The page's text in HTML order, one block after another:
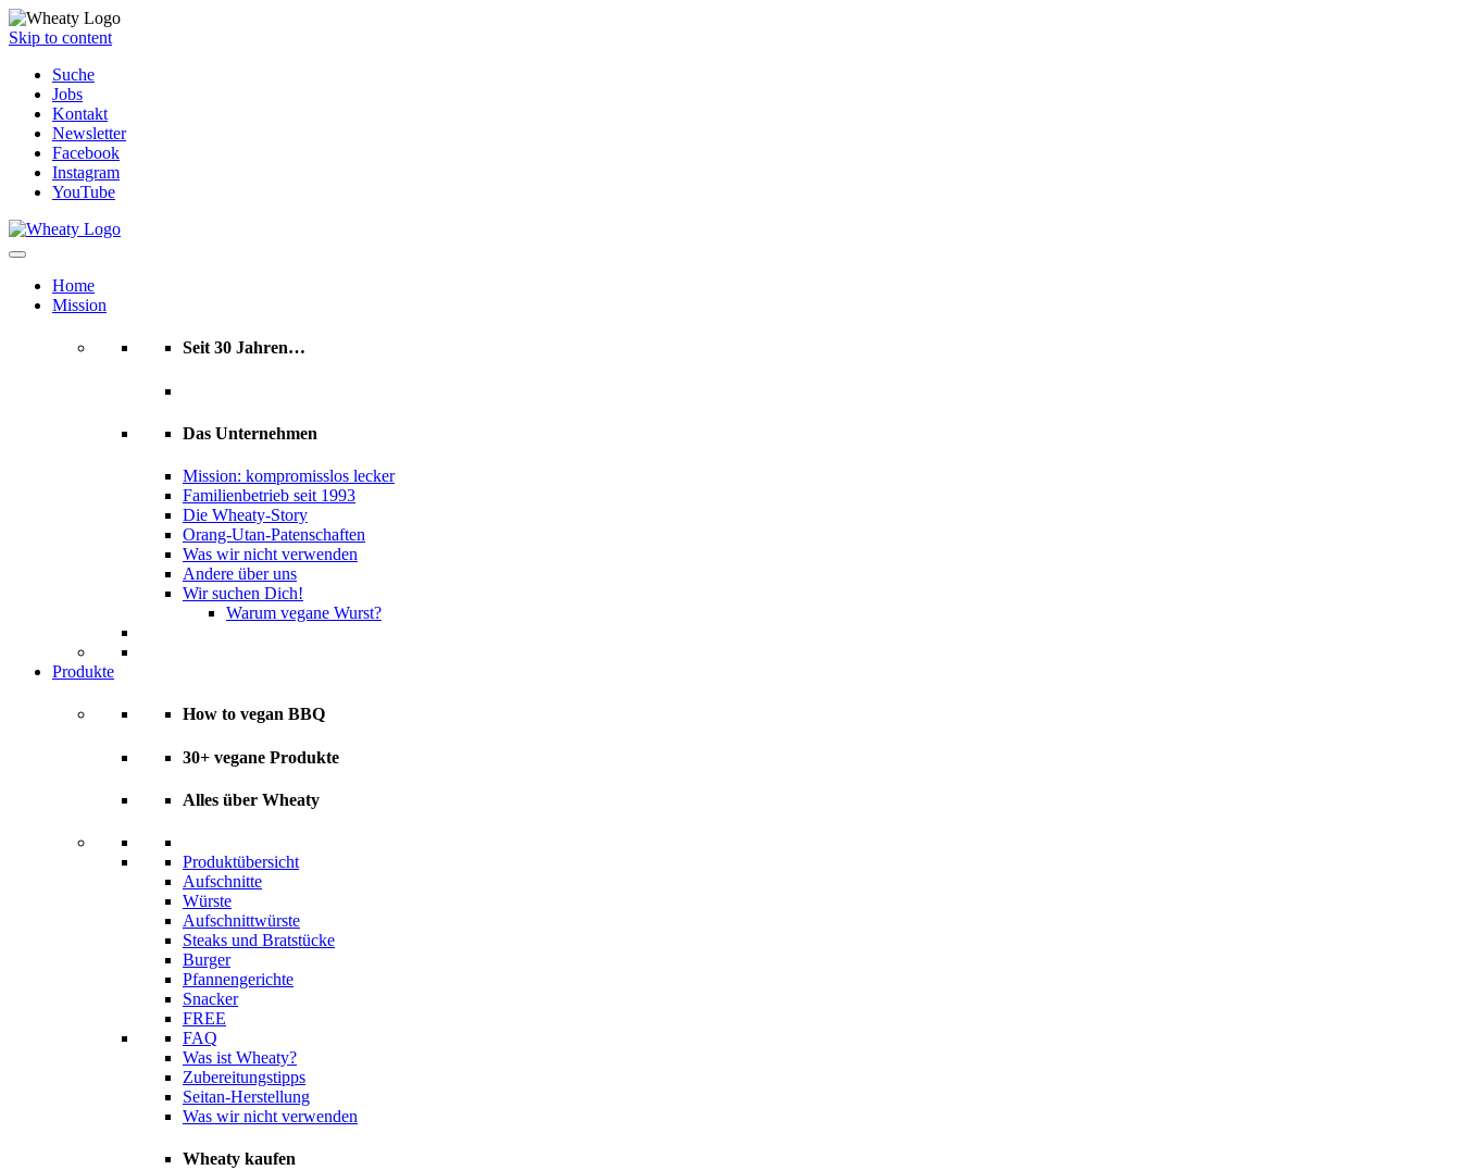
Skip to content
Suche
Jobs
Kontakt
Newsletter
Facebook
Instagram
YouTube
Home
Mission
Seit 30 Jahren…
Das Unternehmen
Mission: kompromisslos lecker
Familienbetrieb seit 1993
Die Wheaty-Story
Orang-Utan-Patenschaften
Was wir nicht verwenden
Andere über uns
Wir suchen Dich!
Warum vegane Wurst?
Produkte
How to vegan BBQ
30+ vegane Produkte
Alles über Wheaty
Produktübersicht
Aufschnitte
Würste
Aufschnittwürste
Steaks und Bratstücke
Burger
Pfannengerichte
Snacker
FREE
FAQ
Was ist Wheaty?
Zubereitungstipps
Seitan-Herstellung
Was wir nicht verwenden
Wheaty kaufen